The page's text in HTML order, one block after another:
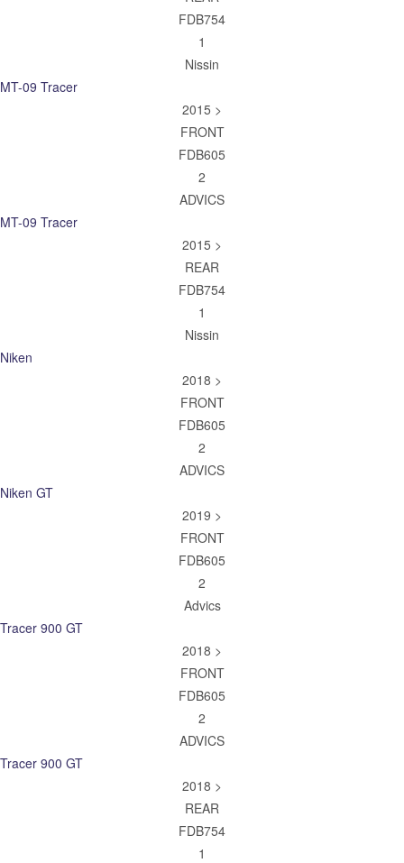
FDB754
1
Nissin
MT-09 Tracer
2015 >
FRONT
FDB605
2
ADVICS
MT-09 Tracer
2015 >
REAR
FDB754
1
Nissin
Niken
2018 >
FRONT
FDB605
2
ADVICS
Niken GT
2019 >
FRONT
FDB605
2
Advics
Tracer 900 GT
2018 >
FRONT
FDB605
2
ADVICS
Tracer 900 GT
2018 >
REAR
FDB754
1